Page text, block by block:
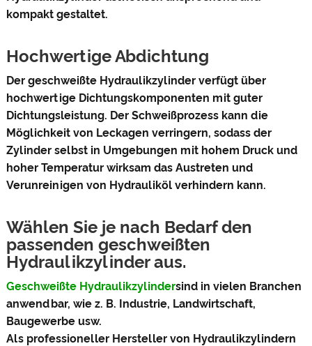
kompakt gestaltet.
Hochwertige Abdichtung
Der geschweißte Hydraulikzylinder verfügt über
hochwertige Dichtungskomponenten mit guter
Dichtungsleistung. Der Schweißprozess kann die
Möglichkeit von Leckagen verringern, sodass der
Zylinder selbst in Umgebungen mit hohem Druck und
hoher Temperatur wirksam das Austreten und
Verunreinigen von Hydrauliköl verhindern kann.
Wählen Sie je nach Bedarf den
passenden geschweißten
Hydraulikzylinder aus.
Geschweißte Hydraulikzylindersind in vielen Branchen
anwendbar, wie z. B. Industrie, Landwirtschaft,
Baugewerbe usw.
Als professioneller Hersteller von Hydraulikzylindern